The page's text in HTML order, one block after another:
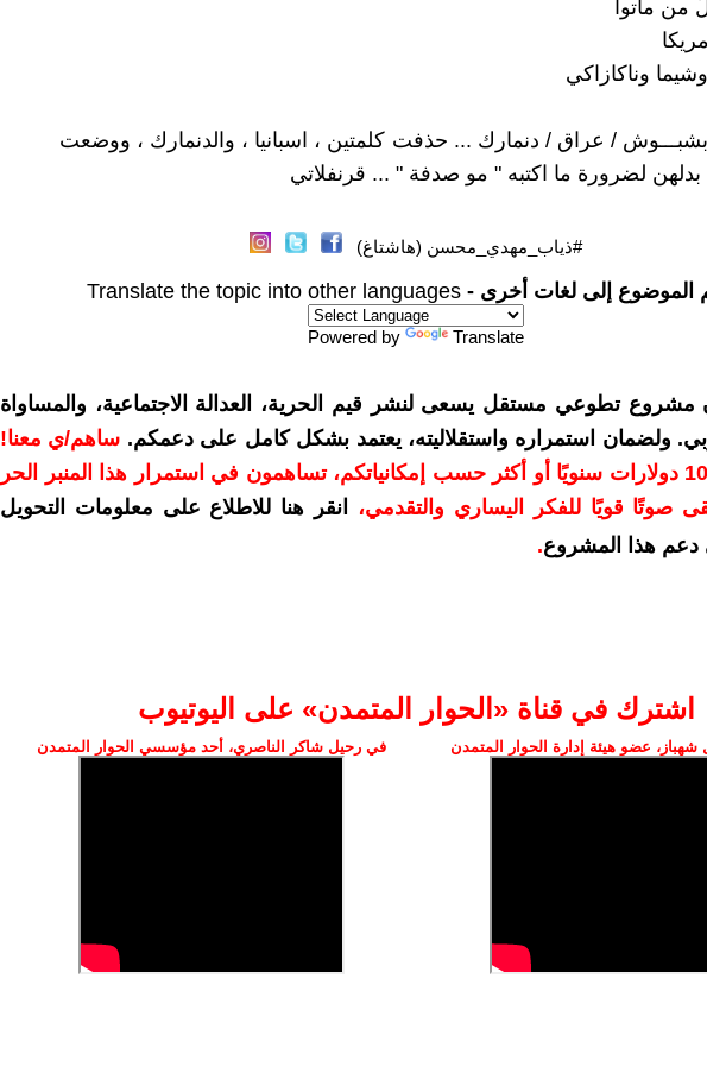
من ماتوا
وناكازاكي
/ عراق / دنمارك ... حذفت كلمتين ، اسبانيا ، والدنمارك ، ووضعت
بدلهن لضرورة ما اكتبه " مو صدفة " ... قرنفلاتي
#ذياب_مهدي_محسن (هاشتاغ)
الموضوع إلى لغات أخرى - Translate the topic into other languages
Powered by Translate
مشروع تطوعي مستقل يسعى لنشر قيم الحرية، العدالة الاجتماعية، والمساواة
ولضمان استمراره واستقلاليته، يعتمد بشكل كامل على دعمكم. ساهم/ي معنا!
بدعمكم بمبلغ 10 دولارات سنويًا أو أكثر حسب إمكانياتكم، تساهمون في استمرار هذا المنبر الحر
صوتًا قويًا للفكر اليساري والتقدمي،
انقر هنا للاطلاع على معلومات التحويل
دعم هذا المشروع.
اشترك في قناة ‫«الحوار المتمدن» على اليوتيوب
عضو هيئة إدارة الحوار المتمدن في رحيل شاكر الناصري، أحد مؤسسي الحوار المتمدن